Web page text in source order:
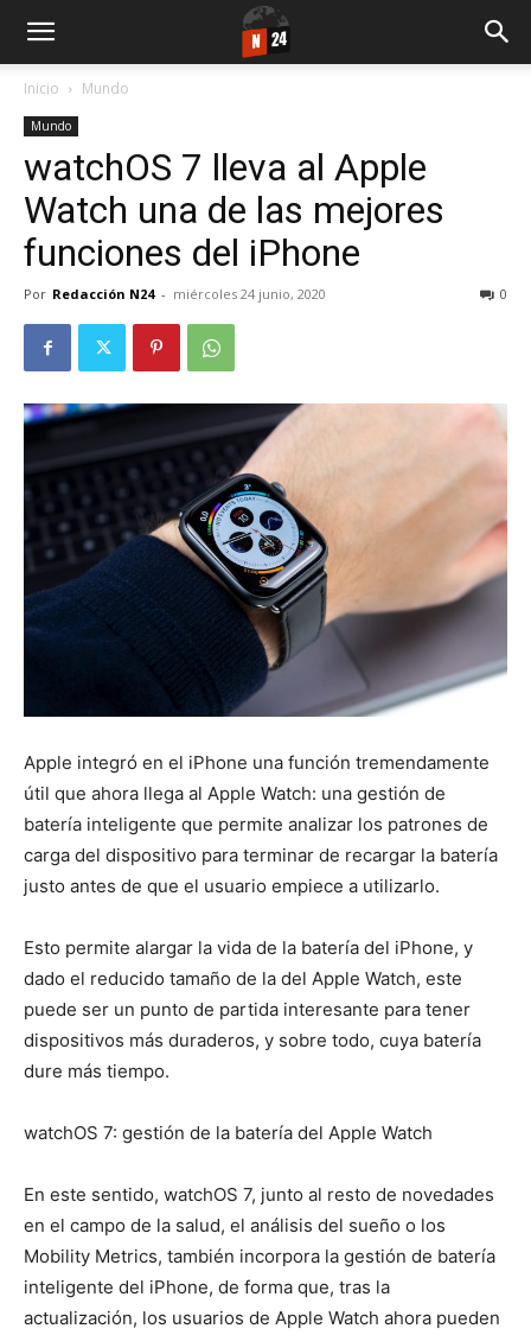
Inicio Mundo
Mundo
watchOS 7 lleva al Apple
Watch una de las mejores
funciones del iPhone
Por Redacción N24 - miércoles 24 junio, 2020 0
Apple integró en el iPhone una función tremendamente
útil que ahora llega al Apple Watch: una gestión de
batería inteligente que permite analizar los patrones de
carga del dispositivo para terminar de recargar la batería
justo antes de que el usuario empiece a utilizarlo.
Esto permite alargar la vida de la batería del iPhone, y
dado el reducido tamaño de la del Apple Watch, este
puede ser un punto de partida interesante para tener
dispositivos más duraderos, y sobre todo, cuya batería
dure más tiempo.
watchOS 7: gestión de la batería del Apple Watch
En este sentido, watchOS 7, junto al resto de novedades
en el campo de la salud, el análisis del sueño o los
Mobility Metrics, también incorpora la gestión de batería
inteligente del iPhone, de forma que, tras la
actualización, los usuarios de Apple Watch ahora pueden